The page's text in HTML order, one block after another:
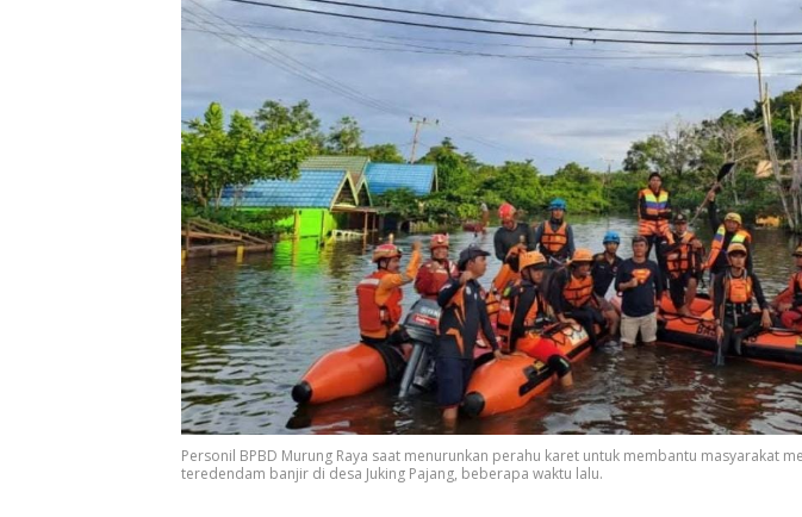
Personil BPBD Murung Raya saat menurunkan perahu karet untuk membantu masyarakat
teredendam banjir di desa Juking Pajang, beberapa waktu lalu.